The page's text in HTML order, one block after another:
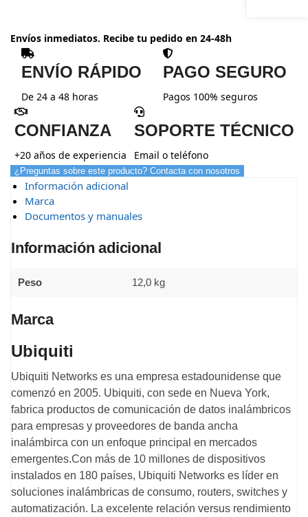
Envíos inmediatos. Recibe tu pedido en 24-48h
ENVÍO RÁPIDO
De 24 a 48 horas
PAGO SEGURO
Pagos 100% seguros
CONFIANZA
+20 años de experiencia
SOPORTE TÉCNICO
Email o teléfono
¿Preguntas sobre este producto? Contacta con nosotros
Información adicional
Marca
Documentos y manuales
Información adicional
Peso 12,0 kg
Marca
Ubiquiti
Ubiquiti Networks es una empresa estadounidense que
comenzó en 2005. Ubiquiti, con sede en Nueva York,
fabrica productos de comunicación de datos inalámbricos
para empresas y proveedores de banda ancha
inalámbirca con un enfoque principal en mercados
emergentes.Con más de 10 millones de dispositivos
instalados en 180 países, Ubiquiti Networks es líder en
soluciones inalámbricas de consumo, routers, switches y
automatización. La excelente relación versus rendimiento